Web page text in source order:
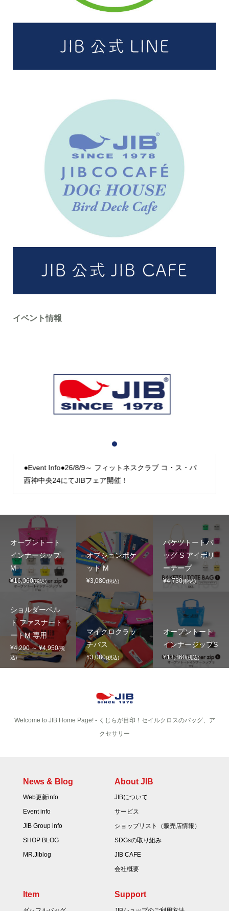
イベント情報
●Event Info●26/8/9～ フィットネスクラブ コ・ス・パ
西神中央24にてJIBフェア開催！
2
オープントート
インナージップ
M
¥16,060(税込)
オプションポケ
ット M
¥3,080(税込)
バケツトートバ
ッグ S アイボリ
ーテープ
¥4,730(税込)
ショルダーベル
ト ファスナート
ートM 専用
¥4,290 ～ ¥4,950(税
込)
マイクロクラッ
チパス
¥3,080(税込)
オープントート
インナージップS
¥13,860(税込)
Welcome to JIB Home Page! ‐ くじらが目印！セイルクロスのバッグ、ア
クセサリー
News & Blog
Web更新info
Event info
JIB Group info
SHOP BLOG
MR.Jiblog
About JIB
JIBについて
サービス
ショップリスト（販売店情報）
SDGsの取り組み
JIB CAFE
会社概要
Item Support